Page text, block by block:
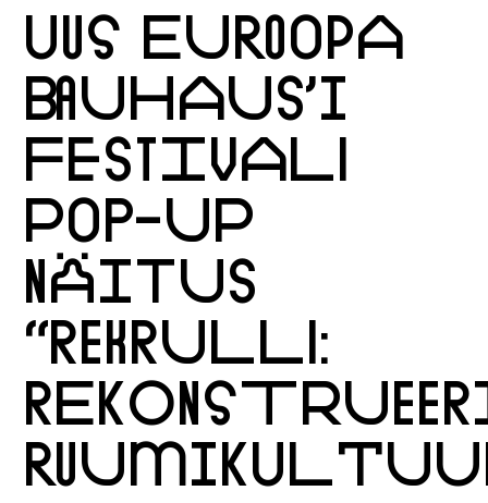
UUS EUROOPA
BAUHAUS’I
FESTIVALI
POP-UP
NÄITUS
“REKRULLI: